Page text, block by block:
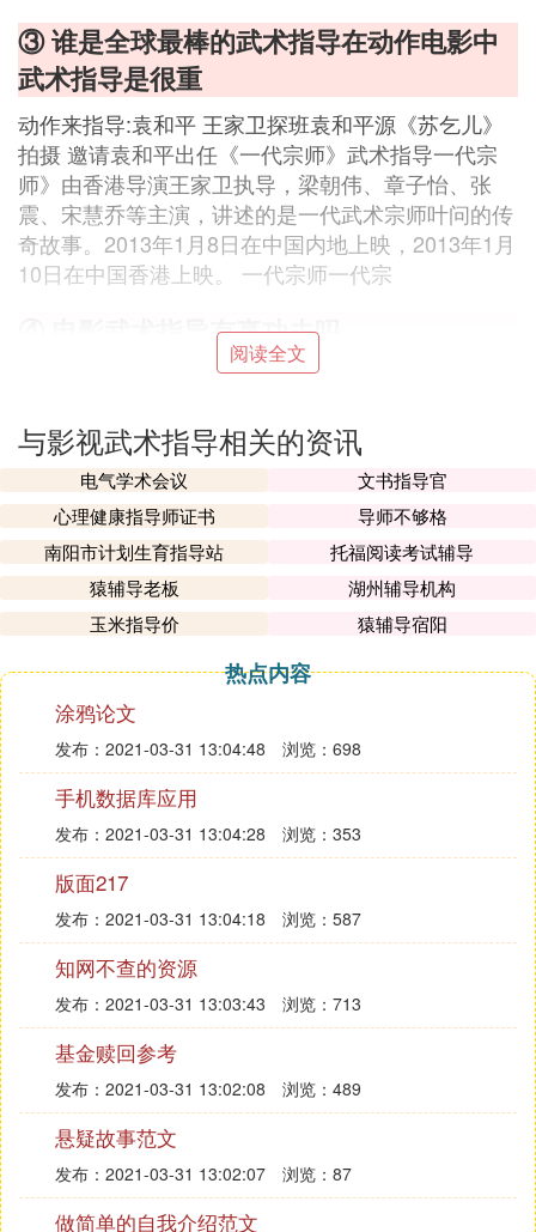
③ 谁是全球最棒的武术指导在动作电影中
武术指导是很重
动作来指导:袁和平 王家卫探班袁和平源《苏乞儿》
拍摄 邀请袁和平出任《一代宗师》武术指导一代宗
师》由香港导演王家卫执导，梁朝伟、章子怡、张
震、宋慧乔等主演，讲述的是一代武术宗师叶问的传
奇故事。2013年1月8日在中国内地上映，2013年1月
10日在中国香港上映。 一代宗师一代宗
④ 电影武术指导有真功夫吗
电影武术指导：【香港】刘家良1934年7月28日生于
术世家， 自幼习武。甄子丹1963年7月27日生于广东
越秀区，武术世家。【美国】史蒂芬.西格尔1951年4
月10日生于美国密歇根州兰辛，合气道黑带七段。
⑤ 看一部电影介绍武术指导：谁谁谁 动作
指导谁谁谁 武术指导跟动作指导有什么区
别吗
有区别的。动作指导一般指的是武戏中人物打斗动作
的设计和根据演员的修回改以及现场督导演出效果。
武术指答导是动作指导的一种，不过更加专业，是专
门指导武打片中的武戏的动作督导。我们经常看的美
国大片也有打斗翻滚等等动作这就是动作指导最终设
计由演员演出出来的效果，但是不一定是武术效果。
简单地讲，动作指导包含了武术指导，武术指导是动
作指导中的一类。另外个别文戏中也有动作指导，但
是由于一般这个工作都交给导演负责了，所以大多数
情况里实际文戏中是不需要特别增设动作指导的。
⑥ 华语电影中的武术指导有哪些
当年香港有四大武术指导 刘家良 洪金宝 袁和平 程小
东 现在都老了 刘家良好长时间没见了 洪金宝也专心
幕后了 袁和平拍了苏乞儿后就没见 程小东跟了张艺
谋就算完了 现在比较活跃的还有 钱嘉乐 董伟 但是也
看不到当年香港电影黄金时期的风采了
阅读全文
与影视武术指导相关的资讯
电气学术会议
文书指导官
心理健康指导师证书
导师不够格
南阳市计划生育指导站
托福阅读考试辅导
猿辅导老板
湖州辅导机构
玉米指导价
猿辅导宿阳
热点内容
涂鸦论文
发布：2021-03-31 13:04:48 浏览：698
手机数据库应用
发布：2021-03-31 13:04:28 浏览：353
版面217
发布：2021-03-31 13:04:18 浏览：587
知网不查的资源
发布：2021-03-31 13:03:43 浏览：713
基金赎回参考
发布：2021-03-31 13:02:08 浏览：489
悬疑故事范文
发布：2021-03-31 13:02:07 浏览：87
做简单的自我介绍范文